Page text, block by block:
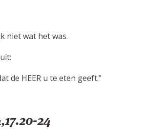
niet wat het was.
de HEER u te eten geeft."
24